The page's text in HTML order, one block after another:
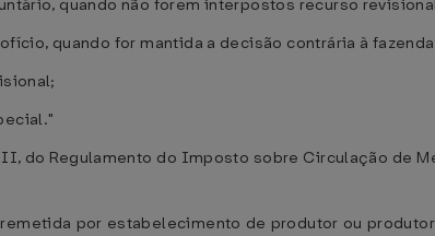
quando não forem interpostos recurso
quando for mantida a decisão contrária à
do Regulamento do Imposto sobre Circulação de
por estabelecimento de produtor ou